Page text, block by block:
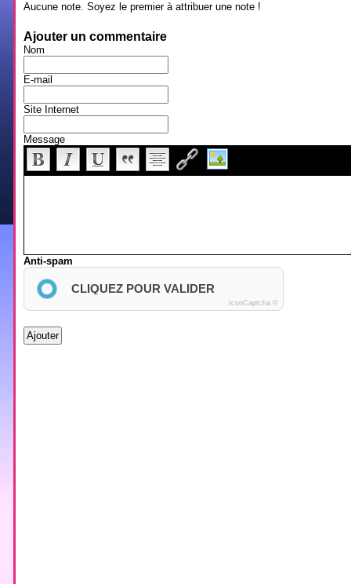
Aucune note. Soyez le premier à attribuer une note !
Ajouter un commentaire
Nom
E-mail
Site Internet
Message
Anti-spam
CLIQUEZ POUR VALIDER
IconCaptcha ©